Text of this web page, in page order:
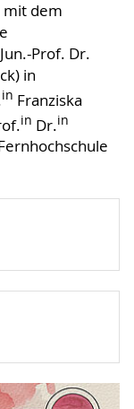
mit dem
Prof. Dr.
in
in Franziska
in Dr.in